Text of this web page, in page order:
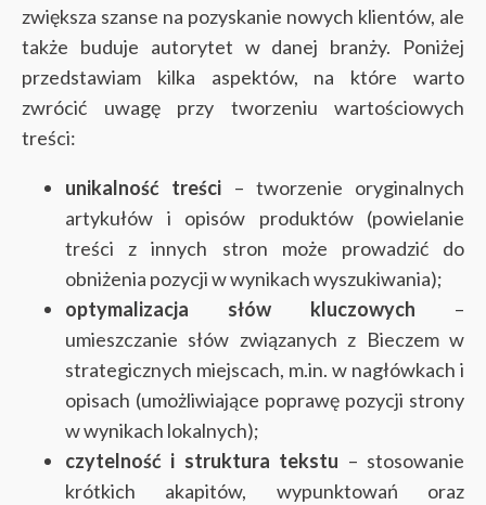
zwiększa szanse na pozyskanie nowych klientów, ale
także buduje autorytet w danej branży. Poniżej
przedstawiam kilka aspektów, na które warto
zwrócić uwagę przy tworzeniu wartościowych
treści:
unikalność treści – tworzenie oryginalnych
artykułów i opisów produktów (powielanie
treści z innych stron może prowadzić do
obniżenia pozycji w wynikach wyszukiwania);
optymalizacja słów kluczowych –
umieszczanie słów związanych z Bieczem w
strategicznych miejscach, m.in. w nagłówkach i
opisach (umożliwiające poprawę pozycji strony
w wynikach lokalnych);
czytelność i struktura tekstu – stosowanie
krótkich akapitów, wypunktowań oraz